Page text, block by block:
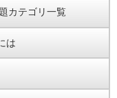
カテゴリ一覧
は